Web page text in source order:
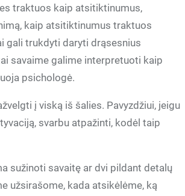
traktuos kaip atsitiktinumus,
kaip atsitiktinumus traktuos
gali trukdyti daryti drąsesnius
savaime galime interpretuoti kaip
psichologė.
į viską iš šalies. Pavyzdžiui, jeigu
svarbu atpažinti, kodėl taip
sužinoti savaitę ar dvi pildant detalų
užsirašome, kada atsikėlėme, ką